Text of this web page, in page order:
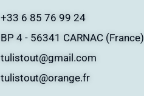
+33 6 85 76 99 24
BP 4 - 56341 CARNAC (France)
tulistout@gmail.com
tulistout@orange.fr